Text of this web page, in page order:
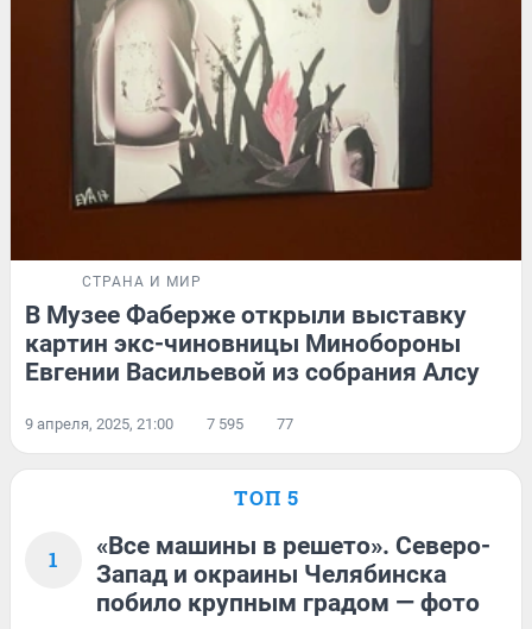
СТРАНА И МИР
В Музее Фаберже открыли выставку
картин экс-чиновницы Минобороны
Евгении Васильевой из собрания Алсу
9 апреля, 2025, 21:00 7 595 77
ТОП 5
1
«Все машины в решето». Северо-
Запад и окраины Челябинска
побило крупным градом — фото